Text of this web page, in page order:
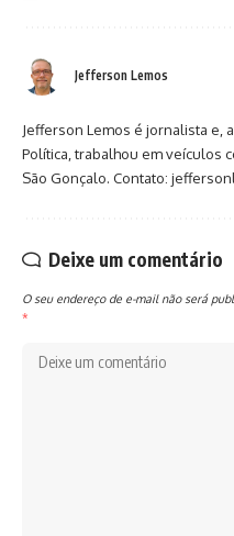
Jefferson Lemos
Jefferson Lemos é jornalista e,
Política, trabalhou em veículos
São Gonçalo. Contato:
Deixe um comentário
O seu endereço de e-mail não será
*